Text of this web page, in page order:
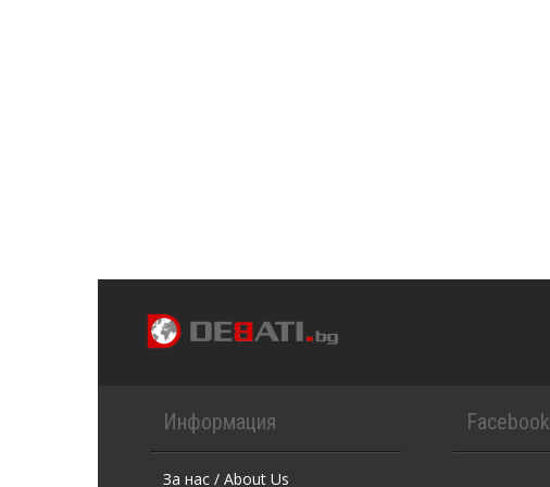
Информация
За нас / About Us
Facebook